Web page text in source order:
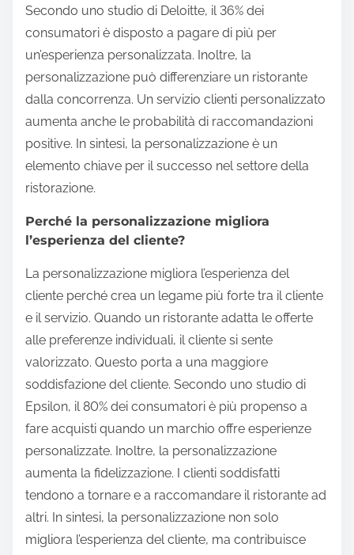
Secondo uno studio di Deloitte, il 36% dei
consumatori è disposto a pagare di più per
un’esperienza personalizzata. Inoltre, la
personalizzazione può differenziare un ristorante
dalla concorrenza. Un servizio clienti personalizzato
aumenta anche le probabilità di raccomandazioni
positive. In sintesi, la personalizzazione è un
elemento chiave per il successo nel settore della
ristorazione.
Perché la personalizzazione migliora
l’esperienza del cliente?
La personalizzazione migliora l’esperienza del
cliente perché crea un legame più forte tra il cliente
e il servizio. Quando un ristorante adatta le offerte
alle preferenze individuali, il cliente si sente
valorizzato. Questo porta a una maggiore
soddisfazione del cliente. Secondo uno studio di
Epsilon, il 80% dei consumatori è più propenso a
fare acquisti quando un marchio offre esperienze
personalizzate. Inoltre, la personalizzazione
aumenta la fidelizzazione. I clienti soddisfatti
tendono a tornare e a raccomandare il ristorante ad
altri. In sintesi, la personalizzazione non solo
migliora l’esperienza del cliente, ma contribuisce